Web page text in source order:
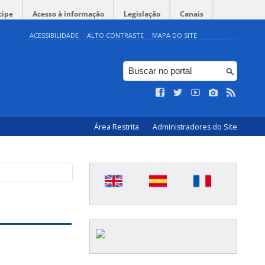
Acesso à informação Legislação Canais
ACESSIBILIDADE ALTO CONTRASTE MAPA DO SITE
Área Restrita Administradores do Site